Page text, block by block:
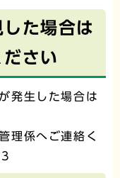
た場合は
さい
発生した場合は
理係へご連絡く